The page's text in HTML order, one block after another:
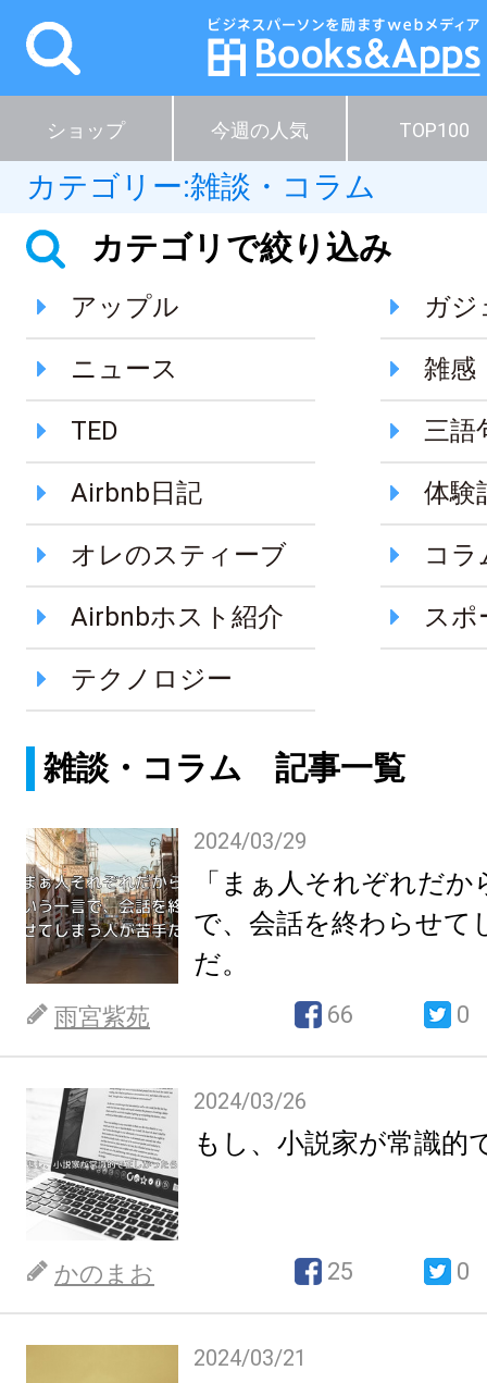
ショップ 今週の人気 TOP100
カテゴリー:雑談・コラム
カテゴリで絞り込み
アップル ガジ
ニュース 雑感
TED 三語
Airbnb日記 体験
オレのスティーブ コラ
Airbnbホスト紹介 スポ
テクノロジー
雑談・コラム 記事一覧
2024/03/29
「まぁ人それぞれだ
で、会話を終わらせて
だ。
雨宮紫苑 66 0
2024/03/26
もし、小説家が常識的
かのまお 25 0
2024/03/21